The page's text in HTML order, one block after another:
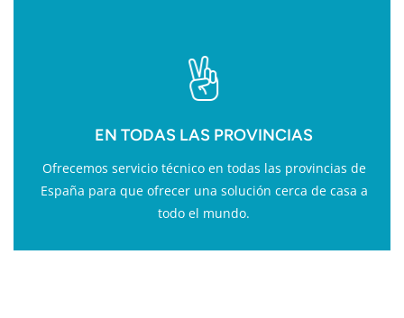
EN TODAS LAS PROVINCIAS
Ofrecemos servicio técnico en todas las provincias de
España para que ofrecer una solución cerca de casa a
todo el mundo.